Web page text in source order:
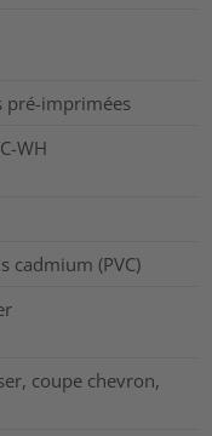
pré-imprimées
WH
cadmium (PVC)
coupe chevron,